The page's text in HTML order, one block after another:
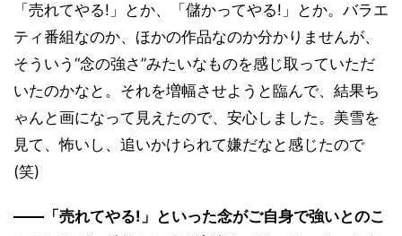
「売れてやる!」とか、「儲かってやる!」とか。バラエ
ティ番組なのか、ほかの作品なのか分かりませんが、
そういう“念の強さ”みたいなものを感じ取っていただ
いたのかなと。それを増幅させようと臨んで、結果ち
ゃんと画になって見えたので、安心しました。美雪を
見て、怖いし、追いかけられて嫌だなと感じたので
(笑)
――「売れてやる!」といった念がご自身で強いとのこ